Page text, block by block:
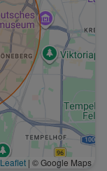
Leaflet | © Google Maps